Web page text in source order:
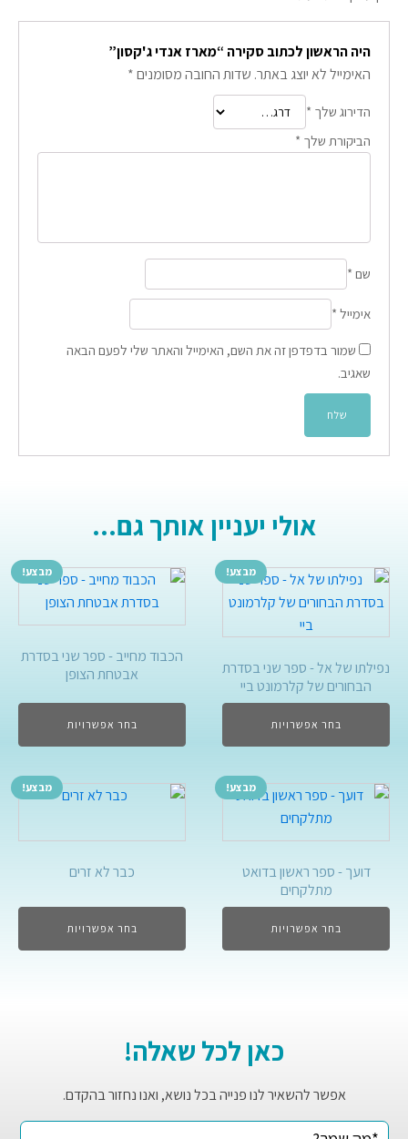
היה הראשון לכתוב סקירה “מארז אנדי ג'קסון”
האימייל לא יוצג באתר. שדות החובה מסומנים*
הדירוג שלך *
הביקורת שלך *
שם *
אימייל *
שמור בדפדפן זה את השם, האימייל והאתר שלי לפעם הבאה
שאגיב.
אולי יעניין אותך גם...
מבצע!
נפילתו של אל - ספר שני בסדרת
הבחורים של קלרמונט ביי
בחר אפשרויות
מבצע!
הכבוד מחייב - ספר שני בסדרת
אבטחת הצופן
בחר אפשרויות
מבצע!
דועך - ספר ראשון בדואט
מתלקחים
בחר אפשרויות
מבצע!
כבר לא זרים
בחר אפשרויות
כאן לכל שאלה!
אפשר להשאיר לנו פנייה בכל נושא, ואנו נחזור בהקדם.